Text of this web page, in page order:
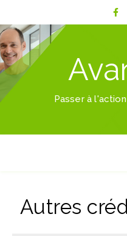
Passer à
Autres